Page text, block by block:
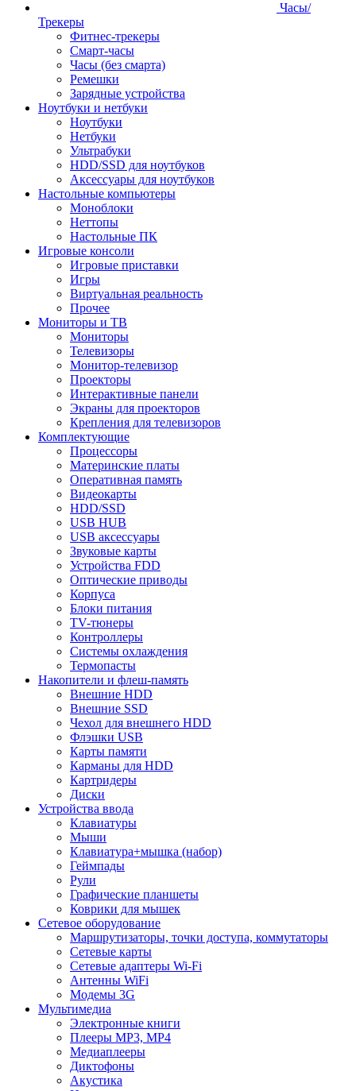
Часы/
Трекеры
Фитнес-трекеры
Смарт-часы
Часы (без смарта)
Ремешки
Зарядные устройства
Ноутбуки и нетбуки
Ноутбуки
Нетбуки
Ультрабуки
HDD/SSD для ноутбуков
Аксессуары для ноутбуков
Настольные компьютеры
Моноблоки
Неттопы
Настольные ПК
Игровые консоли
Игровые приставки
Игры
Виртуальная реальность
Прочее
Мониторы и ТВ
Мониторы
Телевизоры
Монитор-телевизор
Проекторы
Интерактивные панели
Экраны для проекторов
Крепления для телевизоров
Комплектующие
Процессоры
Материнские платы
Оперативная память
Видеокарты
HDD/SSD
USB HUB
USB аксессуары
Звуковые карты
Устройства FDD
Оптические приводы
Корпуса
Блоки питания
TV-тюнеры
Контроллеры
Системы охлаждения
Термопасты
Накопители и флеш-память
Внешние HDD
Внешние SSD
Чехол для внешнего HDD
Флэшки USB
Карты памяти
Карманы для HDD
Картридеры
Диски
Устройства ввода
Клавиатуры
Мыши
Клавиатура+мышка (набор)
Геймпады
Рули
Графические планшеты
Коврики для мышек
Сетевое оборудование
Маршрутизаторы, точки доступа, коммутаторы
Сетевые карты
Сетевые адаптеры Wi-Fi
Антенны WiFi
Модемы 3G
Мультимедиа
Электронные книги
Плееры MP3, MP4
Медиаплееры
Диктофоны
Акустика